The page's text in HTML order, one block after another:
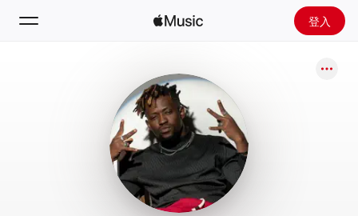
登入
安裝 Apple Music